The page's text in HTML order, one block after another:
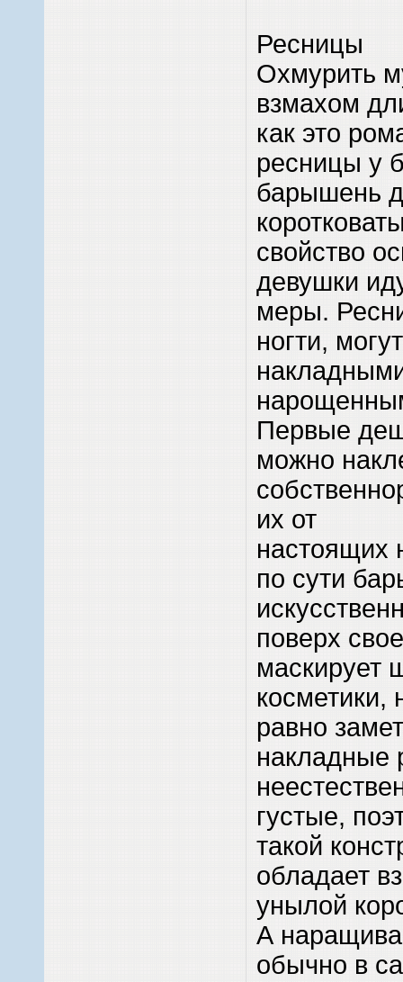
Ресницы
Охмурить
взмахом
как это
ресницы у
барышень
свойство
девушки
меры.
ногти,
Первые
можно
их от
настоящих
по сути
поверх
маскирует
косметики,
равно
накладные
густые,
такой
обладает
унылой
А
обычно в